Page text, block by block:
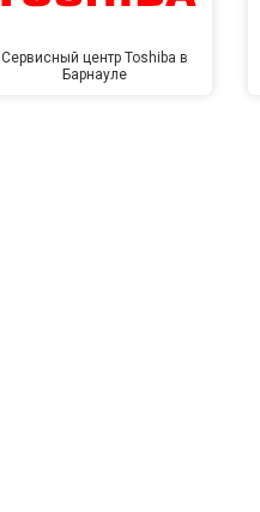
Сервисный центр Toshiba в
Барнауле